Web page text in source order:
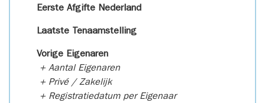
Eerste Afgifte Nederland
Laatste Tenaamstelling
Vorige Eigenaren
+ Aantal Eigenaren
+ Privé / Zakelijk
+ Registratiedatum per Eigenaar